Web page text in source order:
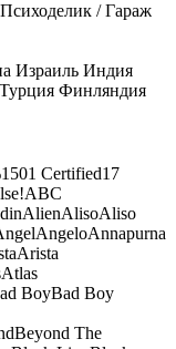
Психоделик / Гараж
Израиль Индия
Турция Финляндия
1501 Certified17
ABC
AlienAlisoAliso
AngeloAnnapurna
Arista
Atlas
BoyBad Boy
Beyond The